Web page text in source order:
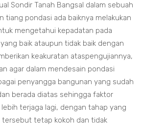
Sondir Tanah Bangsal dalam sebuah
tiang pondasi ada baiknya melakukan
mengetahui kepadatan pada
baik ataupun tidak baik dengan
keakuratan ataspengujiannya,
agar dalam mendesain pondasi
penyangga bangunan yang sudah
berada diatas sehingga faktor
terjaga lagi, dengan tahap yang
tersebut tetap kokoh dan tidak